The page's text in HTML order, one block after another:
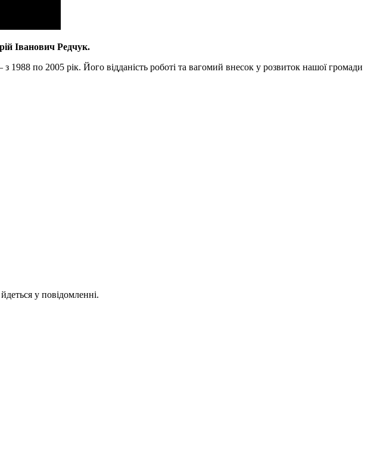
Іванович Редчук.
по 2005 рік. Його відданість роботі та вагомий внесок у розвиток нашої громади
у повідомленні.